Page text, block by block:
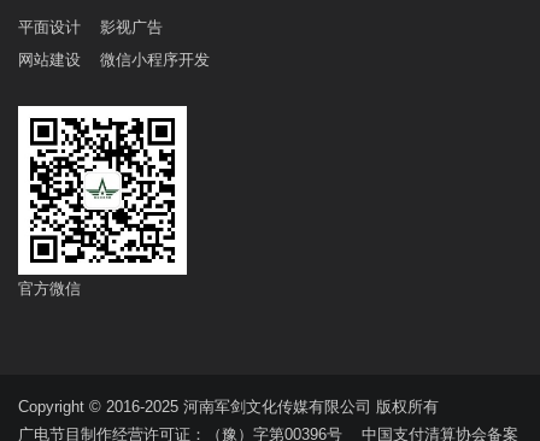
平面设计
影视广告
网站建设
微信小程序开发
官方微信
Copyright © 2016-2025 河南军剑文化传媒有限公司 版权所有
广电节目制作经营许可证：（豫）字第00396号 中国支付清算协会备案